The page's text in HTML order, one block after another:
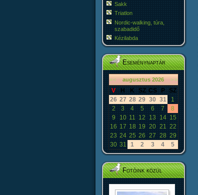
Sakk
Triatlon
Nordic-walking, túra,
szabadidő
Kézilabda
Eseménynaptár
«< augusztus 2026 >»
V H K SZ CS P
SZ
26 27 28 29 30 31
1
2
3 4 5 6 7
8
9
10 11 12 13 14 15
16 17 18 19 20 21 22
23 24 25 26 27 28 29
30 31 1 2 3 4 5
Fotóink közül